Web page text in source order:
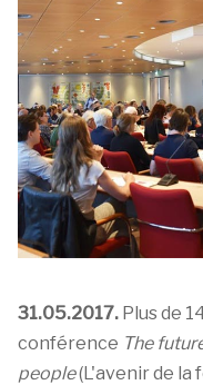
31.05.2017. Plus de
conférence The
people(L'avenir de la